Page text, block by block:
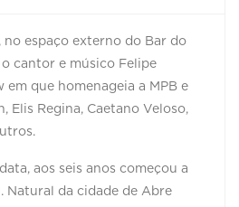
no espaço externo do Bar do
o cantor e músico Felipe
em que homenageia a MPB e
Elis Regina, Caetano Veloso,
aos seis anos começou a
Natural da cidade de Abre